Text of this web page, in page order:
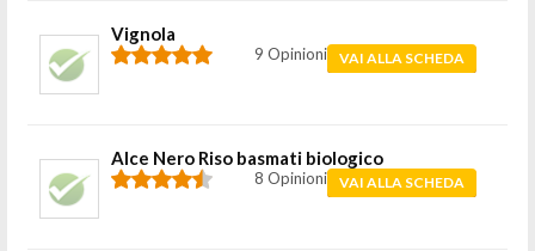
Vignola
9 Opinioni VAI ALLA SCHEDA
Alce Nero Riso basmati biologico
8 Opinioni VAI ALLA SCHEDA